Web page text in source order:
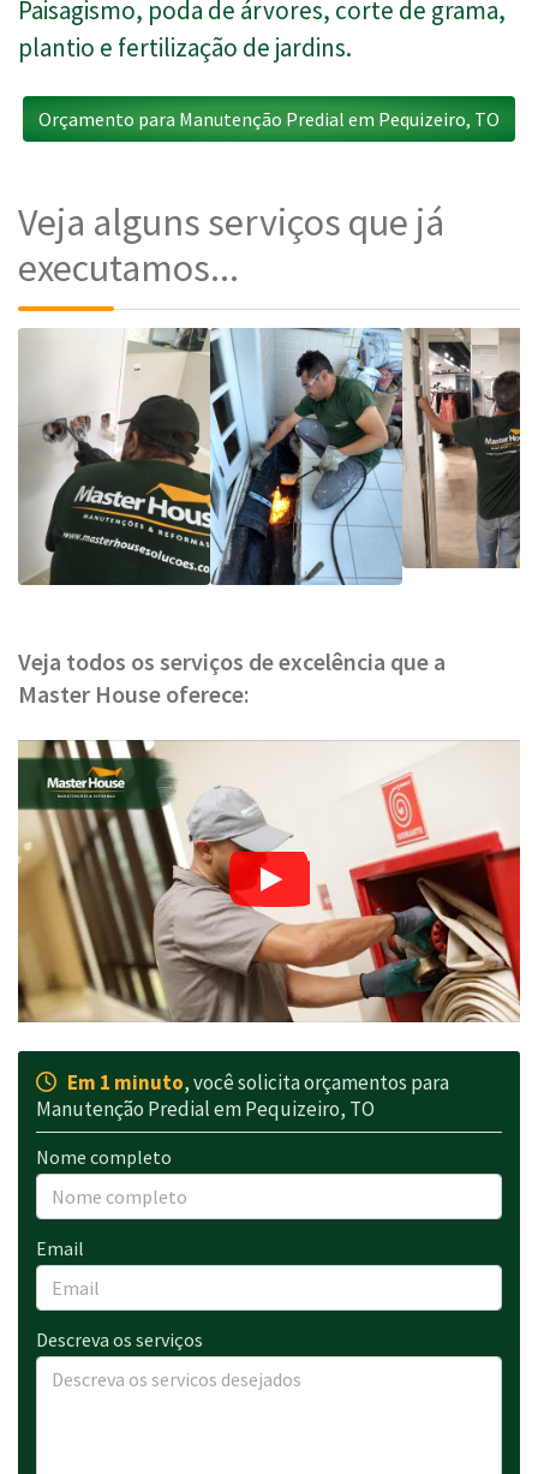
Paisagismo, poda de árvores, corte de grama,
plantio e fertilização de jardins.
Orçamento para Manutenção Predial em Pequizeiro, TO
Veja alguns serviços que já
executamos...
Veja todos os serviços de excelência que a
Master House oferece:
Em 1 minuto, você solicita orçamentos para
Manutenção Predial em Pequizeiro, TO
Nome completo
Email
Descreva os serviços